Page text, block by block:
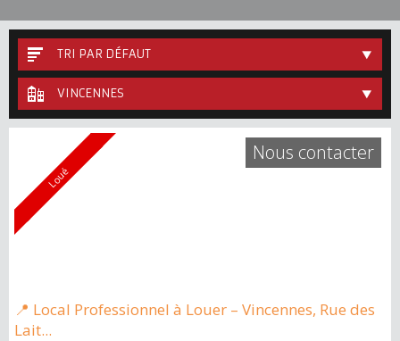
TRI PAR DÉFAUT
VINCENNES
Loué
📍 Local Professionnel à Louer – Vincennes, Rue des
Lait...
Nous contacter